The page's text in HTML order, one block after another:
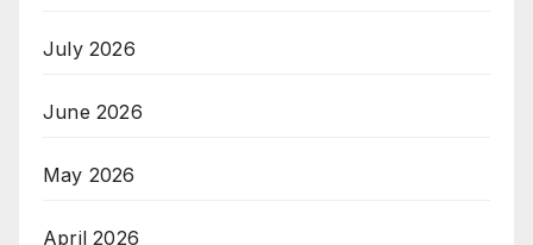
July 2026
June 2026
May 2026
April 2026